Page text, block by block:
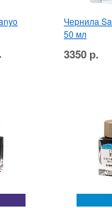
Чернила
50 мл
3350 р.